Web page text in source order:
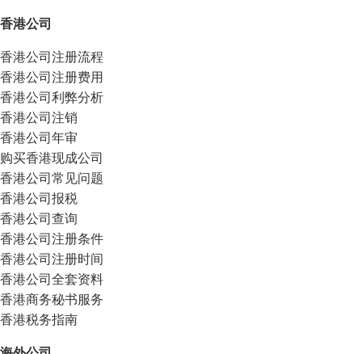
香港公司
香港公司注册流程
香港公司注册费用
香港公司利弊分析
香港公司注销
香港公司年审
购买香港现成公司
香港公司常见问题
香港公司报税
香港公司查询
香港公司注册条件
香港公司注册时间
香港公司全套资料
香港商务秘书服务
香港税务指南